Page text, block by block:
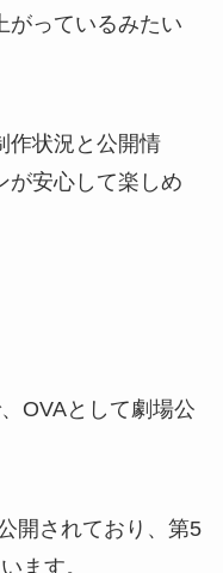
がっているみたい
作状況と公開情
が安心して楽しめ
OVAとして劇場公
開されており、第5
ます。